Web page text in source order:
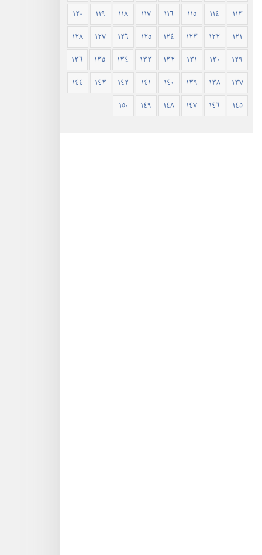
١١٣
١١٤ ١١٥ ١١٦ ١١٧ ١١٨ ١١٩
١٢٠
١٢١
١٢٢ ١٢٣ ١٢٤ ١٢٥ ١٢٦ ١٢٧
١٢٨
١٢٩
١٣٠ ١٣١ ١٣٢ ١٣٣ ١٣٤ ١٣٥
١٣٦
١٣٧
١٣٨ ١٣٩ ١٤٠ ١٤١ ١٤٢ ١٤٣
١٤٤
١٤٥
١٤٦ ١٤٧ ١٤٨ ١٤٩ ١٥٠